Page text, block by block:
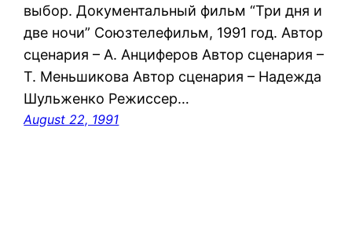
выбор. Документальный фильм “Три дня и
две ночи” Союзтелефильм, 1991 год. Автор
сценария – А. Анциферов Автор сценария –
Т. Меньшикова Автор сценария – Надежда
Шульженко Режиссер…
August 22, 1991